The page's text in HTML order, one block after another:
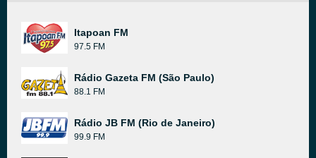
Itapoan FM
97.5 FM
Rádio Gazeta FM (São Paulo)
88.1 FM
Rádio JB FM (Rio de Janeiro)
99.9 FM